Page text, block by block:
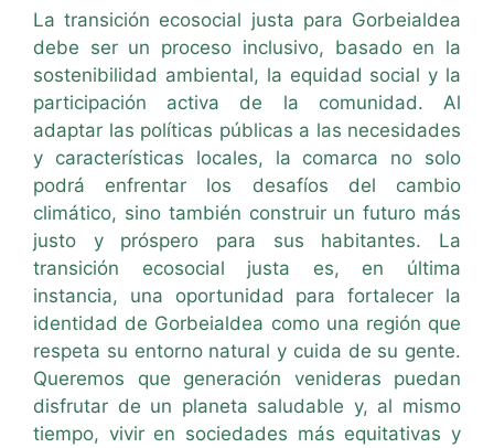
La transición ecosocial justa para Gorbeialdea
debe ser un proceso inclusivo, basado en la
sostenibilidad ambiental, la equidad social y la
participación activa de la comunidad. Al
adaptar las políticas públicas a las necesidades
y características locales, la comarca no solo
podrá enfrentar los desafíos del cambio
climático, sino también construir un futuro más
justo y próspero para sus habitantes. La
transición ecosocial justa es, en última
instancia, una oportunidad para fortalecer la
identidad de Gorbeialdea como una región que
respeta su entorno natural y cuida de su gente.
Queremos que generación venideras puedan
disfrutar de un planeta saludable y, al mismo
tiempo, vivir en sociedades más equitativas y